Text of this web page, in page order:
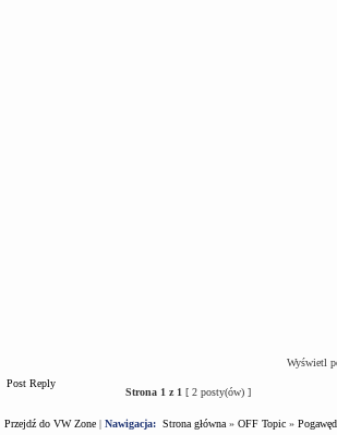
Wyświetl
Post Reply
Strona 1 z 1 [ 2 posty(ów) ]
Przejdź do VW Zone | Nawigacja: Strona główna » OFF Topic »